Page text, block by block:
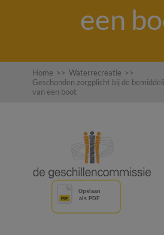
een
Home >> Waterrecreatie >>
Geschonden zorgplicht bij de
van een boot